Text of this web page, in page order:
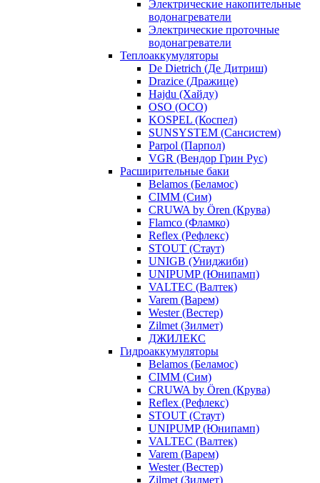
Электрические накопительные
водонагреватели
Электрические проточные
водонагреватели
Теплоаккумуляторы
De Dietrich (Де Дитриш)
Drazice (Дражице)
Hajdu (Хайду)
OSO (ОСО)
KOSPEL (Коспел)
SUNSYSTEM (Сансистем)
Parpol (Парпол)
VGR (Вендор Грин Рус)
Расширительные баки
Belamos (Беламос)
CIMM (Сим)
CRUWA by Ören (Крува)
Flamco (Фламко)
Reflex (Рефлекс)
STOUT (Стаут)
UNIGB (Униджиби)
UNIPUMP (Юнипамп)
VALTEC (Валтек)
Varem (Варем)
Wester (Вестер)
Zilmet (Зилмет)
ДЖИЛЕКС
Гидроаккумуляторы
Belamos (Беламос)
CIMM (Сим)
CRUWA by Ören (Крува)
Reflex (Рефлекс)
STOUT (Стаут)
UNIPUMP (Юнипамп)
VALTEC (Валтек)
Varem (Варем)
Wester (Вестер)
Zilmet (Зилмет)